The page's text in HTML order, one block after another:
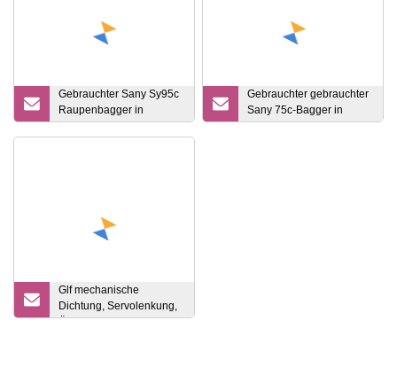
Gebrauchter Sany Sy95c
Raupenbagger in
ausgezeichnetem
Gebrauchter gebrauchter
Sany 75c-Bagger in
gutem Zustand und zu
Glf mechanische
Dichtung, Servolenkung,
Öldichtung,